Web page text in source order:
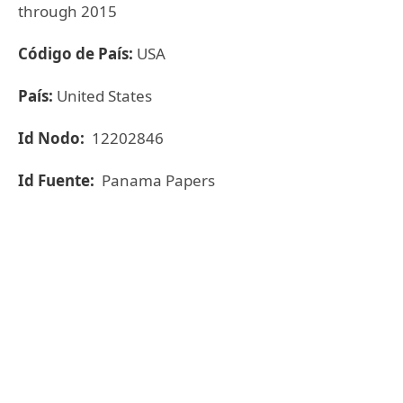
through 2015
Código de País: USA
País: United States
Id Nodo: 12202846
Id Fuente: Panama Papers